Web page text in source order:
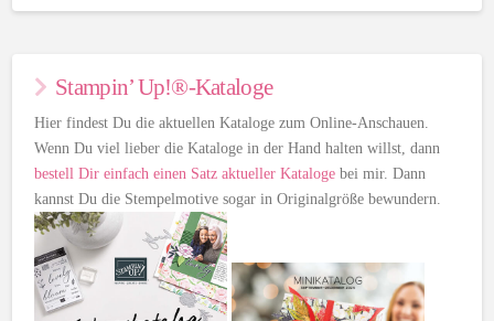
Stampin’ Up!®-Kataloge
Hier findest Du die aktuellen Kataloge zum Online-Anschauen.
Wenn Du viel lieber die Kataloge in der Hand halten willst, dann
bestell Dir einfach einen Satz aktueller Kataloge bei mir. Dann
kannst Du die Stempelmotive sogar in Originalgröße bewundern.